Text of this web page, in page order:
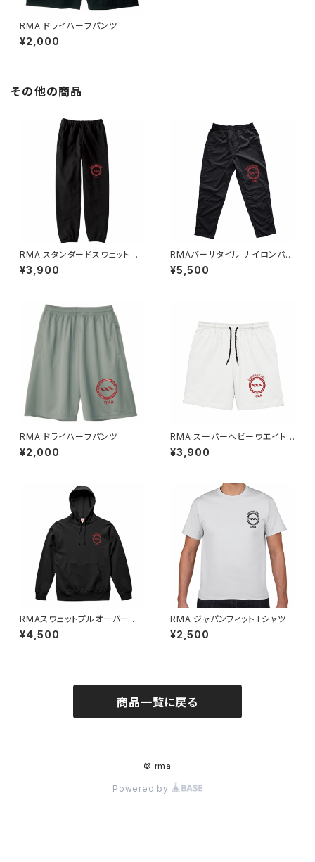
RMA ドライハーフパンツ
¥2,000
その他の商品
RMA スタンダードスウェットパ
ンツ
¥3,900
RMAバーサタイル ナイロンパン
ツ
¥5,500
RMA ドライハーフパンツ
¥2,000
RMA スーパーヘビーウエイト
ハーフパンツ
¥3,900
RMAスウェットプルオーバー オ
リジナルパーカー
¥4,500
RMA ジャパンフィットTシャツ
¥2,500
商品一覧に戻る
© rma
Powered by